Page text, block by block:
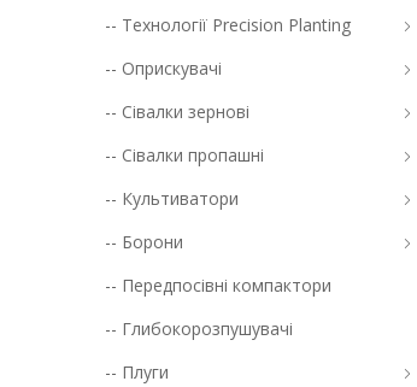
-- Технології Precision Planting
-- Оприскувачі
-- Сівалки зернові
-- Сівалки пропашні
-- Культиватори
-- Борони
-- Передпосівні компактори
-- Глибокорозпушувачі
-- Плуги